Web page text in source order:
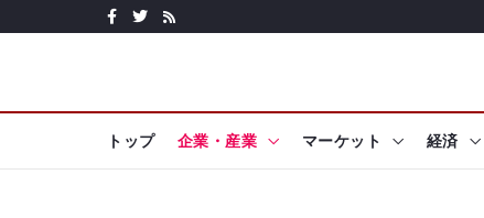
トップ 企業・産業 マーケット 経済